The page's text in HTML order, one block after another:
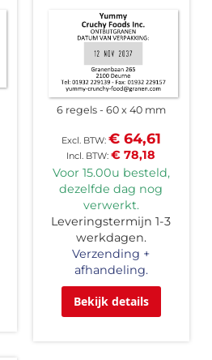
6 regels 60 x 40 mm
€ 78,18
€ 64,61
Voor 15.00u besteld,
dezelfde dag nog
verwerkt.
Leveringstermijn 1-3
werkdagen.
Verzending +
afhandeling.
Bekijk details